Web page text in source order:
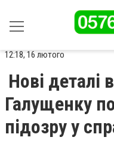
12:18, 16 лютого
Нові деталі
Галущенку
підозру у